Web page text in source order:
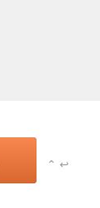
⌃ ↩